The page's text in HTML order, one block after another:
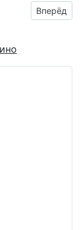
к празднику
Вперёд